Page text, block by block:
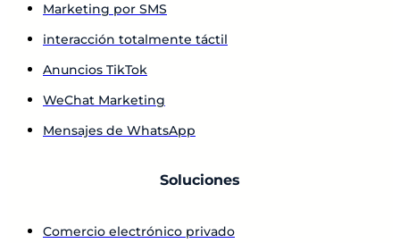
Marketing por SMS
interacción totalmente táctil
Anuncios TikTok
WeChat Marketing
Mensajes de WhatsApp
Soluciones
Comercio electrónico privado